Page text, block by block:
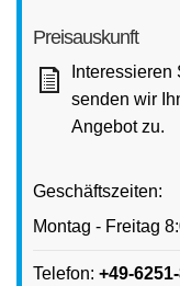
Preisauskunft
senden wir
Angebot zu.
Geschäftszeiten:
Montag - Freitag
Telefon: +49-